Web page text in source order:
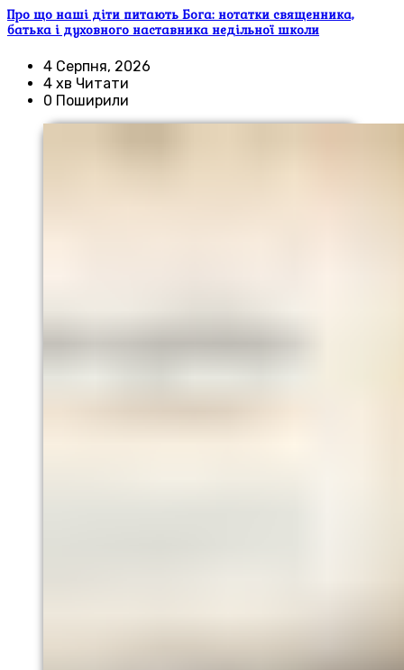
Про що наші діти питають Бога: нотатки священника,
батька і духовного наставника недільної школи
4 Серпня, 2026
4 хв Читати
0 Поширили